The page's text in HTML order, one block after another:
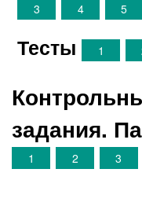
3
4 5
Тесты 1
задания.
1 2 3